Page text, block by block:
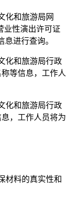
化和旅游局网
业性演出许可证
进行查询。
化和旅游局行政
等信息，工作人
化和旅游局行政
，工作人员将为
材料的真实性和